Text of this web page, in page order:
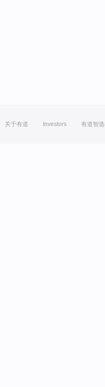
关于有道 Investors 有道智选